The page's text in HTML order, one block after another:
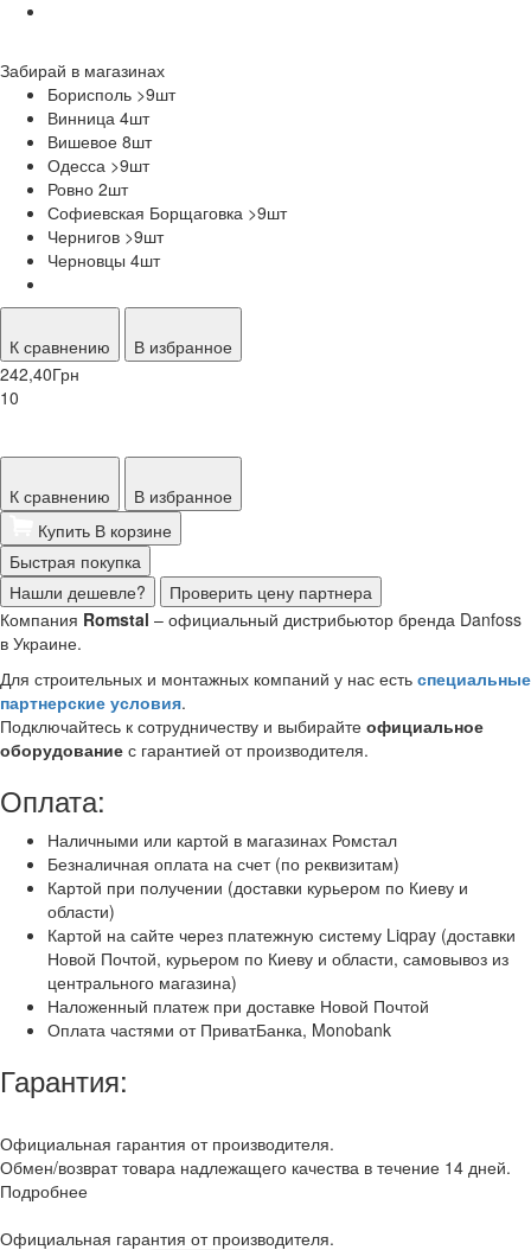
Забирай в магазинах
Борисполь >9шт
Винница 4шт
Вишевое 8шт
Одесса >9шт
Ровно 2шт
Софиевская Борщаговка >9шт
Чернигов >9шт
Черновцы 4шт
К сравнению
В избранное
242,40Грн
10
К сравнению
В избранное
Купить В корзине
Быстрая покупка
Нашли дешевле?
Проверить цену партнера
Компания Romstal – официальный дистрибьютор бренда Danfoss
в Украине.
Для строительных и монтажных компаний у нас есть специальные
партнерские условия.
Подключайтесь к сотрудничеству и выбирайте официальное
оборудование с гарантией от производителя.
Оплата:
Наличными или картой в магазинах Ромстал
Безналичная оплата на счет (по реквизитам)
Картой при получении (доставки курьером по Киеву и
области)
Картой на сайте через платежную систему Liqpay (доставки
Новой Почтой, курьером по Киеву и области, самовывоз из
центрального магазина)
Наложенный платеж при доставке Новой Почтой
Оплата частями от ПриватБанка, Monobank
Гарантия:
Официальная гарантия от производителя.
Обмен/возврат товара надлежащего качества в течение 14 дней.
Подробнее
Официальная гарантия от производителя.